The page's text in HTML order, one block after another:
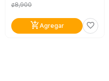
₡8,900
add_shopping_cartAgregar favorite_border